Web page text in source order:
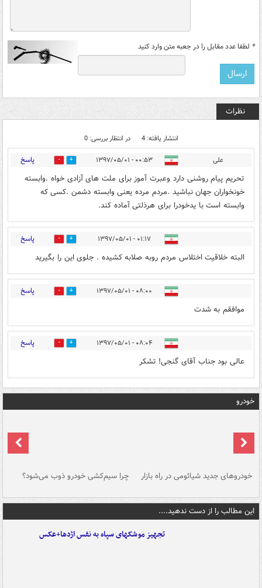
* لطفا عدد مقابل را در جعبه متن وارد کنید
نظرات
انتشار یافته: 4 در انتظار بررسی: 0
علی ۰۰:۵۳ - ۱۳۹۷/۰۵/۰۱ 3 پاسخ
تحریم پیام روشنی دارد وعبرت آموز برای ملت های آزادی خواه .وابسته
خونخواران جهان نباشید .مردم مرده یعنی وابسته دشمن .کسی که
وابسته است با یدخودرا برای هرذلتی آماده کند.
۰۱:۱۷ - ۱۳۹۷/۰۵/۰۱ 6 پاسخ
البته خلاقیت اختلاس مردم روبه صلابه کشیده . جلوی این را بگیرید
۰۸:۰۰ - ۱۳۹۷/۰۵/۰۱ 6 پاسخ
موافقم به شدت
۰۸:۰۴ - ۱۳۹۷/۰۵/۰۱ 2 پاسخ
عالی بود جناب آقای گنجی! تشکر
خودرو
خودروهای جدید شیائومی در راه بازار چرا سیم‌کشی خودرو ذوب می‌شود؟
این مطالب را از دست ندهید....
تجهیز موشکهای سپاه به نفس اژدها+عکس